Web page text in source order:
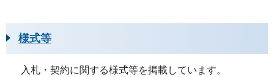
様式等
入札・契約に関する様式等を掲載しています。